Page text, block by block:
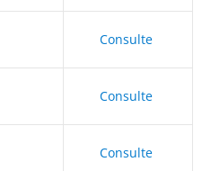
Consulte
Consulte
Consulte